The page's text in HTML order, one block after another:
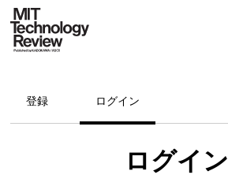
登録 ログイン
ログイン